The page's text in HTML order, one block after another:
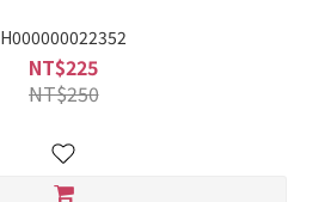
H000000022352
NT$225
NT$250